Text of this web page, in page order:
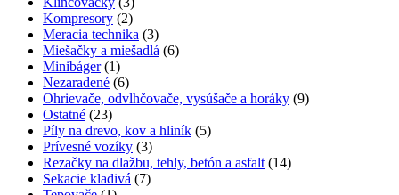
Kompresory (2)
Meracia technika (3)
Miešačky a miešadlá (6)
Minibáger (1)
Nezaradené (6)
Ohrievače, odvlhčovače, vysúšače a horáky (9)
Ostatné (23)
Píly na drevo, kov a hliník (5)
Prívesné vozíky (3)
Rezačky na dlažbu, tehly, betón a asfalt (14)
Sekacie kladivá (7)